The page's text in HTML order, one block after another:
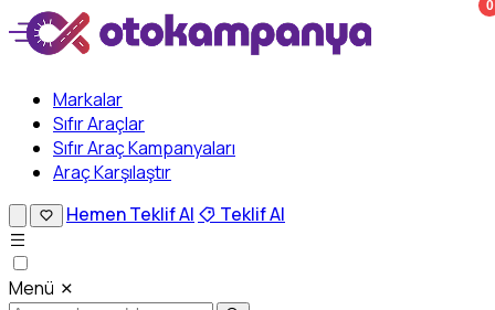
Markalar
Sıfır Araçlar
Sıfır Araç Kampanyaları
Araç Karşılaştır
0
Hemen Teklif Al Teklif Al
Menü